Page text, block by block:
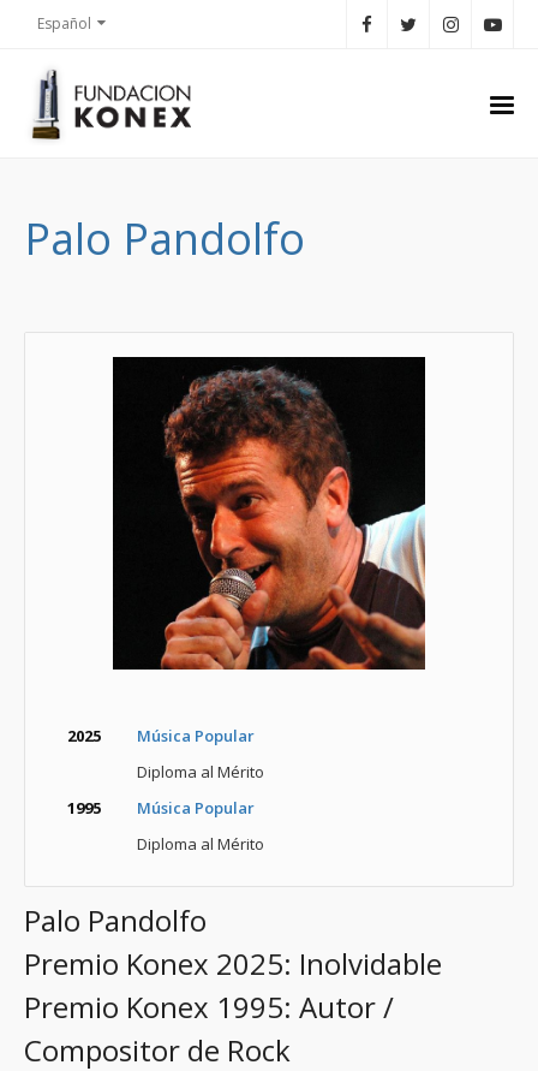
Español
Palo Pandolfo
2025
Música Popular
Diploma al Mérito
1995
Música Popular
Diploma al Mérito
Palo Pandolfo
Premio Konex 2025: Inolvidable
Premio Konex 1995: Autor /
Compositor de Rock